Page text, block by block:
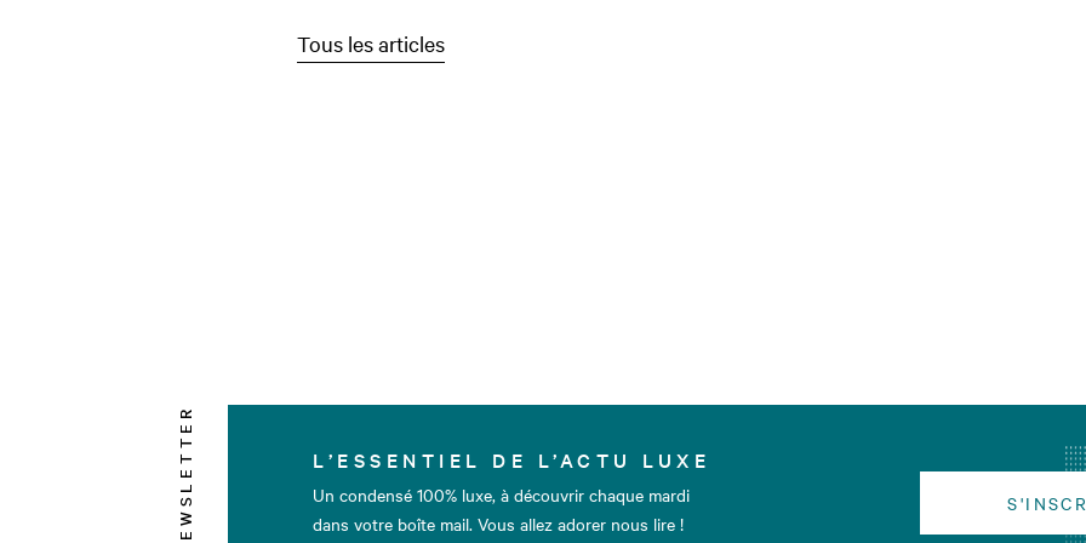
Tous les articles
NEWSLETTER L’ESSENTIEL DE L’ACTU LUXE
Un condensé 100% luxe, à découvrir chaque mardi
dans votre boîte mail. Vous allez adorer nous lire !